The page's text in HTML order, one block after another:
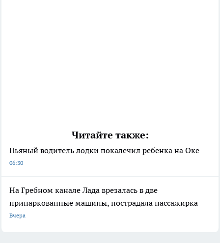
Читайте также:
Пьяный водитель лодки покалечил ребенка на Оке
06:30
На Гребном канале Лада врезалась в две
припаркованные машины, пострадала пассажирка
Вчера